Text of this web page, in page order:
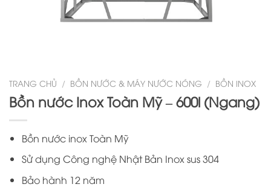
TRANG CHỦ / BỒN NƯỚC & MÁY NƯỚC NÓNG / BỒN INOX
Bồn nước Inox Toàn Mỹ – 600l (Ngang)
Bồn nước inox Toàn Mỹ
Sử dụng Công nghệ Nhật Bản Inox sus 304
Bảo hành 12 năm